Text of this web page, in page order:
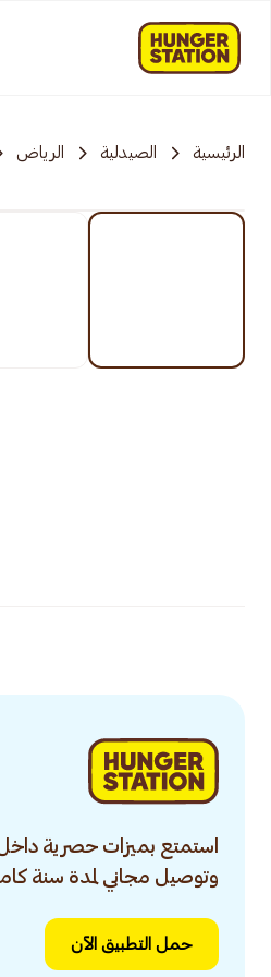
الرئيسية الصيدلية الرياض
استمتع بميزات حصرية
وتوصيل مجاني لمدة سنة
حمل التطبيق الآن